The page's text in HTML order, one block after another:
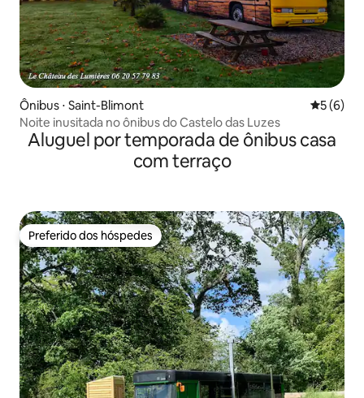
Ônibus ⋅ Saint-Blimont 5 de
5 (6)
Noite inusitada no ônibus do Castelo das Luzes
Aluguel por temporada de ônibus casa
com terraço
Preferido dos hóspedes
Preferido dos hóspedes